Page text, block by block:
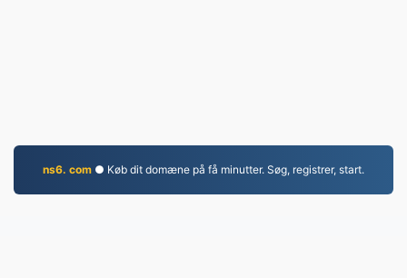
ns6. com ● Køb dit domæne på få minutter. Søg, registrer, start.